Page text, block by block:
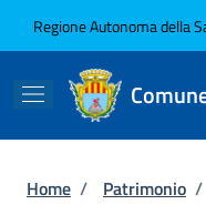
Regione Autonoma della
Briciole di
Home / Patrimonio /